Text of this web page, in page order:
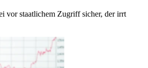
vor staatlichem Zugriff sicher, der irrt